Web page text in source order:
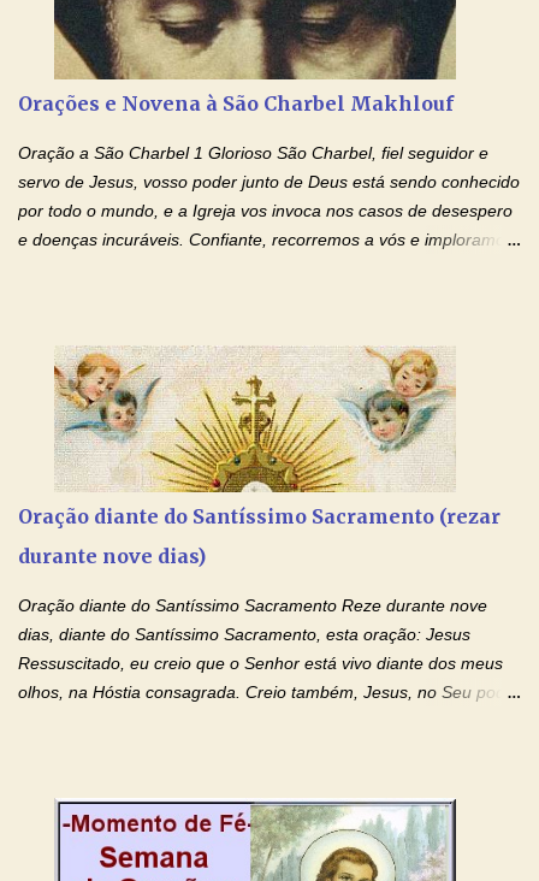
Glória… Amável protetor meu, o estudo geralmente é difícil, duro
e entediante para mim. Tu podes deixar tudo isso mais fácil e
agradável. Espera somente meu chamado. Eu te prometo um
esforço maior em meus estudos e uma vida mais digna de tua
santidade. Glória… Deus, que quiseste atrair tudo a teu unigênito
Filho, que foi crucificado, permite que, pelos méritos e exemplos
de te...
Orações e Novena à São Charbel Makhlouf
Oração a São Charbel 1 Glorioso São Charbel, fiel seguidor e
servo de Jesus, vosso poder junto de Deus está sendo conhecido
por todo o mundo, e a Igreja vos invoca nos casos de desespero
e doenças incuráveis. Confiante, recorremos a vós e imploramos
Queremos sempre lembrar-nos deste favor, da vossa intercessão
e invocar-vos como nosso patrono, para maior glória de Deus e o
bem de nossas almas. São Charbel! Rogai por Nós e por todos
aqueles que invocam o vosso nome e auxílio. Amén. Oração 2 Ó
Deus, admirável em Vossos Santos, Vós que inspirastes a São
Charbel seguir o caminho da perfeição, lhe concedestes a graça
e a força para fazer triunfar, na sua vida, o heroísmo das virtudes
monásticas: a obediência, a castidade e a voluntária pobreza, e
milagres e gra...
Oração diante do Santíssimo Sacramento (rezar
durante nove dias)
Oração diante do Santíssimo Sacramento Reze durante nove
dias, diante do Santíssimo Sacramento, esta oração: Jesus
Ressuscitado, eu creio que o Senhor está vivo diante dos meus
olhos, na Hóstia consagrada. Creio também, Jesus, no Seu poder
creio, Jesus, e clamo que este Sangue seja agora derramado
sobre mim e sobre todos os meus familiares. Eu peço, Senhor
Jesus, que, pelo poder libertador e salvítico deste Sangue,